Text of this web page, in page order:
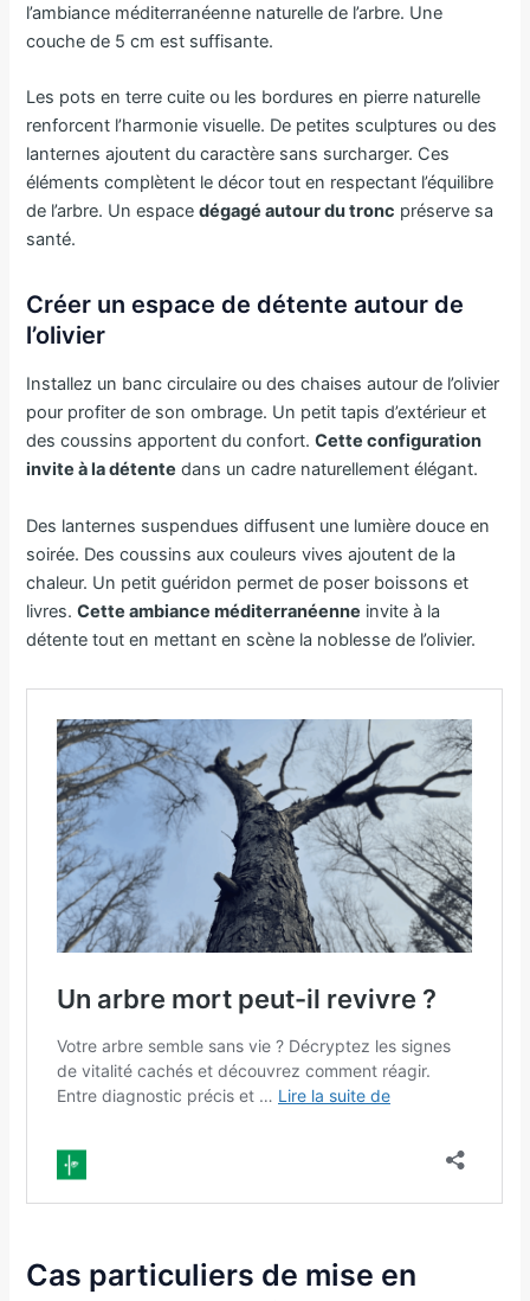
l’ambiance méditerranéenne naturelle de l’arbre. Une
couche de 5 cm est suffisante.
Les pots en terre cuite ou les bordures en pierre naturelle
renforcent l’harmonie visuelle. De petites sculptures ou des
lanternes ajoutent du caractère sans surcharger. Ces
éléments complètent le décor tout en respectant l’équilibre
de l’arbre. Un espacedégagé autour du tronc préserve sa
santé.
Créer un espace de détente autour de
l’olivier
Installez un banc circulaire ou des chaises autour de l’olivier
pour profiter de son ombrage. Un petit tapis d’extérieur et
des coussins apportent du confort.Cette configuration
invite à la détente dans un cadre naturellement élégant.
Des lanternes suspendues diffusent une lumière douce en
soirée. Des coussins aux couleurs vives ajoutent de la
chaleur. Un petit guéridon permet de poser boissons et
livres.Cette ambiance méditerranéenne invite à la
détente tout en mettant en scène la noblesse de l’olivier.
Cas particuliers de mise en